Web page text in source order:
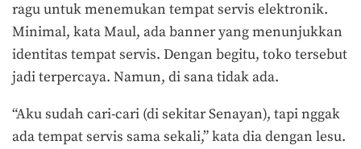
ragu untuk menemukan tempat servis elektronik.
Minimal, kata Maul, ada banner yang menunjukkan
identitas tempat servis. Dengan begitu, toko tersebut
jadi terpercaya. Namun, di sana tidak ada.
“Aku sudah cari-cari (di sekitar Senayan), tapi nggak
ada tempat servis sama sekali,” kata dia dengan lesu.